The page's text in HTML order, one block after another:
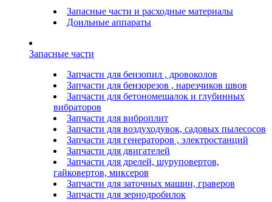
Запасные части и расходные материалы
Доильные аппараты
Запасные части
Запчасти для бензопил , дровоколов
Запчасти для бензорезов , нарезчиков швов
Запчасти для бетономешалок и глубинных
вибраторов
Запчасти для виброплит
Запчасти для воздуходувок, садовых пылесосов
Запчасти для генераторов , электростанций
Запчасти для двигателей
Запчасти для дрелей, шуруповертов,
гайковертов, миксеров
Запчасти для заточных машин, граверов
Запчасти для зернодробилок